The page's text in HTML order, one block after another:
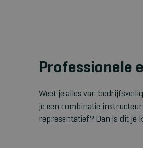
Professionele
Weet je alles van
je een combinatie
representatief? Dan is dit je